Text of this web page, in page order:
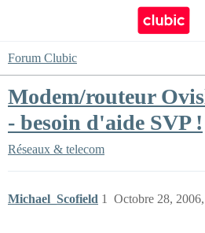
Forum Clubic
Modem/routeur
- besoin d'aide SVP !
Réseaux & telecom
Michael_Scofield Octobre 28,
1